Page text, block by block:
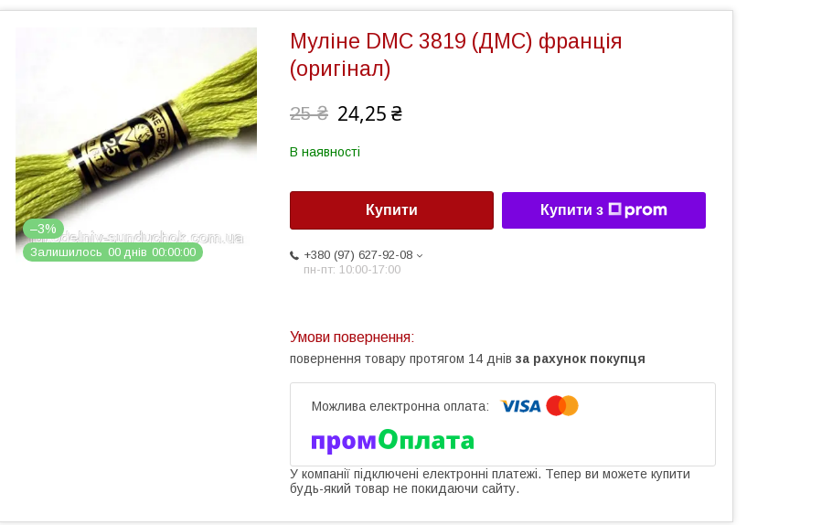
–3%
Залишилось 00 днів 00 00 00
Муліне DMC 3819 (ДМС) франція
(оригінал)
25 ₴ 24,25 ₴
В наявності
Купити Купити з
+380 (97) 627-92-08
пн-пт: 10:00-17:00
повернення товару протягом 14 днів за рахунок покупця
У компанії підключені електронні платежі. Тепер ви можете купити
будь-який товар не покидаючи сайту.